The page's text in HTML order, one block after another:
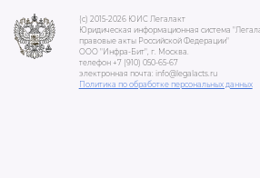
(c) 2015-2026 ЮИС Легалакт
Юридическая информационная система
правовые акты Российской Федерации"
ООО "Инфра-Бит", г. Москва.
телефон +7 (910) 050-65-67
электронная почта: info@legalacts.ru
Политика по обработке персональных данных